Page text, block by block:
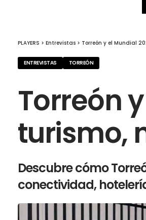
PLAYERS > Entrevistas > Torreón y el Mundial
ENTREVISTAS TORREÓN
Torreón
turismo,
Descubre cómo
conectividad,